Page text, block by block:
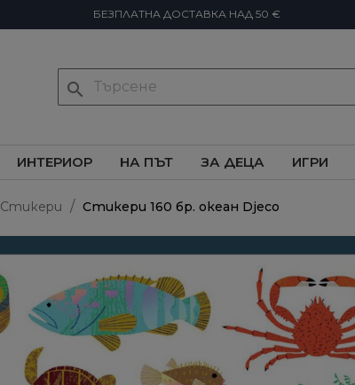
БЕЗПЛАТНА ДОСТАВКА НАД 50 €
search
ИНТЕРИОР НА ПЪТ ЗА ДЕЦА ИГРИ
Стикери Стикери 160 бр. океан Djeco